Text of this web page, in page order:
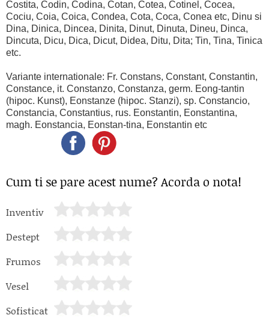
Costita, Codin, Codina, Cotan, Cotea, Cotinel, Cocea,
Cociu, Coia, Coica, Condea, Cota, Coca, Conea etc, Dinu si
Dina, Dinica, Dincea, Dinita, Dinut, Dinuta, Dineu, Dinca,
Dincuta, Dicu, Dica, Dicut, Didea, Ditu, Dita; Tin, Tina, Tinica
etc.
Variante internationale: Fr. Constans, Constant, Constantin,
Constance, it. Constanzo, Constanza, germ. Eong-tantin
(hipoc. Kunst), Eonstanze (hipoc. Stanzi), sp. Constancio,
Constancia, Constantius, rus. Eonstantin, Eonstantina,
magh. Eonstancia, Eonstan-tina, Eonstantin etc
Cum ti se pare acest nume? Acorda o nota!
Inventiv
Destept
Frumos
Vesel
Sofisticat